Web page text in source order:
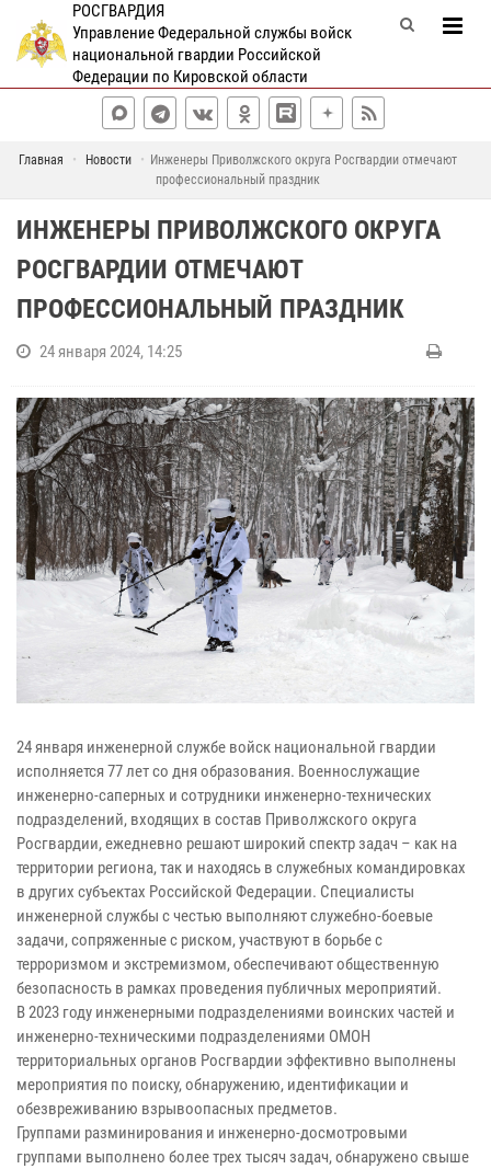
РОСГВАРДИЯ
Управление Федеральной службы войск
национальной гвардии Российской
Федерации по Кировской области
Главная Новости
Инженеры Приволжского округа Росгвардии отмечают
профессиональный праздник
ИНЖЕНЕРЫ ПРИВОЛЖСКОГО ОКРУГА
РОСГВАРДИИ ОТМЕЧАЮТ
ПРОФЕССИОНАЛЬНЫЙ ПРАЗДНИК
24 января 2024, 14:25
24 января инженерной службе войск национальной гвардии
исполняется 77 лет со дня образования. Военнослужащие
инженерно-саперных и сотрудники инженерно-технических
подразделений, входящих в состав Приволжского округа
Росгвардии, ежедневно решают широкий спектр задач – как на
территории региона, так и находясь в служебных командировках
в других субъектах Российской Федерации. Специалисты
инженерной службы с честью выполняют служебно-боевые
задачи, сопряженные с риском, участвуют в борьбе с
терроризмом и экстремизмом, обеспечивают общественную
безопасность в рамках проведения публичных мероприятий.
В 2023 году инженерными подразделениями воинских частей и
инженерно-техническими подразделениями ОМОН
территориальных органов Росгвардии эффективно выполнены
мероприятия по поиску, обнаружению, идентификации и
обезвреживанию взрывоопасных предметов.
Группами разминирования и инженерно-досмотровыми
группами выполнено более трех тысяч задач, обнаружено свыше